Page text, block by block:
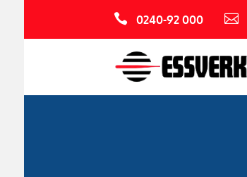
 0240-92 000 